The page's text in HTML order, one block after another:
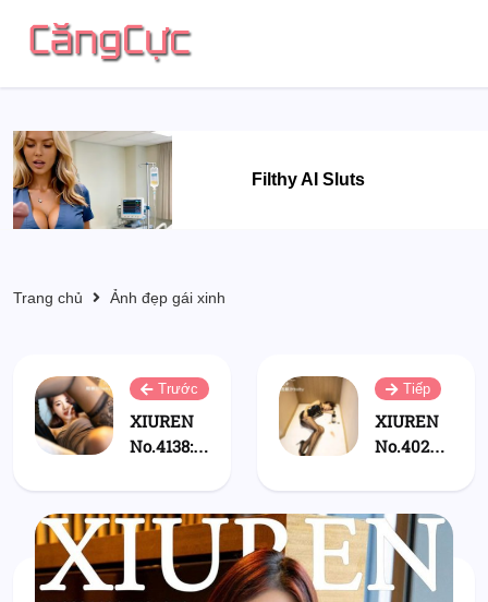
Filthy AI Sluts
Trang chủ Ảnh đẹp gái xinh
Trước
XIUREN
No.4138:
baby
Tiếp
XIUREN
No.4023:
baby